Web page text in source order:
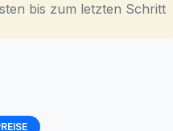
bis zum letzten Schritt